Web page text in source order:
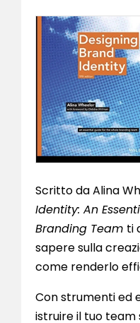
Scritto da Alina
Identity: An
Branding Team ti
sapere sulla
come renderlo
Con strumenti ed
istruire il tuo team